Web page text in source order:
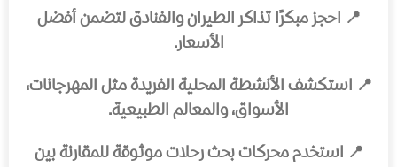
📍 احجز مبكرًا تذاكر الطيران والفنادق لتضمن أفضل
الأسعار.
📍 استكشف الأنشطة المحلية الفريدة مثل المهرجانات،
الأسواق، والمعالم الطبيعية.
📍 استخدم محركات بحث رحلات موثوقة للمقارنة بين